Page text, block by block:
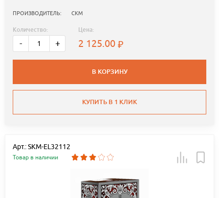
ПРОИЗВОДИТЕЛЬ: СКМ
Количество:
- +
Цена:
2 125.00
В КОРЗИНУ
КУПИТЬ В 1 КЛИК
Арт.: SKM-EL32112
Товар в наличии